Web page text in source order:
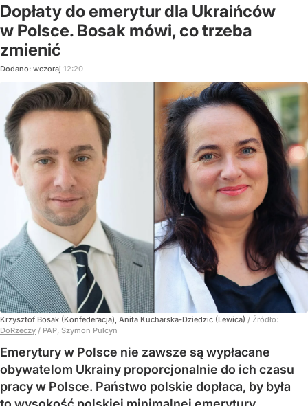
Dopłaty do emerytur dla Ukraińców
w Polsce. Bosak mówi, co trzeba
zmienić
Dodano: wczoraj 12:20
Krzysztof Bosak (Konfederacja), Anita Kucharska-Dziedzic (Lewica) / Źródło:
DoRzeczy / PAP, Szymon Pulcyn
Emerytury w Polsce nie zawsze są wypłacane
obywatelom Ukrainy proporcjonalnie do ich czasu
pracy w Polsce. Państwo polskie dopłaca, by była